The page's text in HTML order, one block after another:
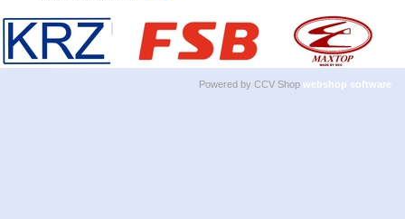
Powered by CCV Shop webshop software